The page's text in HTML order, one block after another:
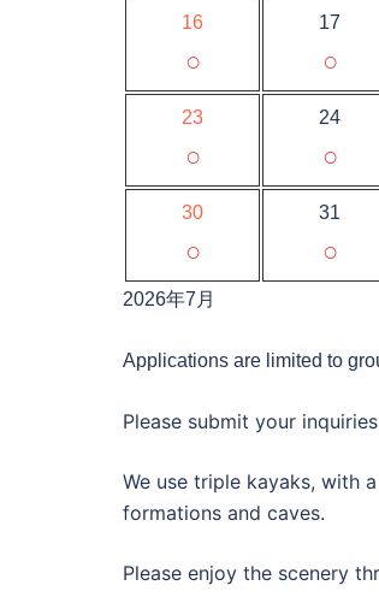
16
○
17
○
23
○
24
○
30
○
31
○
2026年7月
Applications are limited to
Please submit your
We use triple kayaks, with
formations and caves.
Please enjoy the scenery